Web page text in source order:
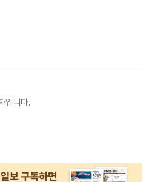
입니다.